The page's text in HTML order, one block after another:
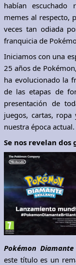
habían escuchado
memes al respecto,
veces tan odiada
franquicia de
Iniciamos con una
25 años de
ha evolucionado la
de las etapas de
presentación de
juegos, cartas,
nuestra época actual.
Se nos revelan
Pokémon
este título es un